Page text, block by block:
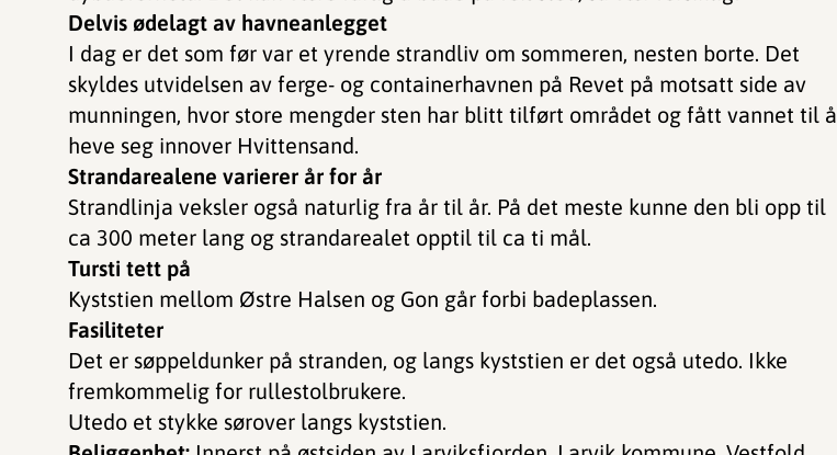
Delvis ødelagt av havneanlegget
I dag er det som før var et yrende strandliv om sommeren, nesten borte. Det
skyldes utvidelsen av ferge- og containerhavnen på Revet på motsatt side av
munningen, hvor store mengder sten har blitt tilført området og fått vannet til å
heve seg innover Hvittensand.
Strandarealene varierer år for år
Strandlinja veksler også naturlig fra år til år. På det meste kunne den bli opp til
ca 300 meter lang og strandarealet opptil til ca ti mål.
Tursti tett på
Kyststien mellom Østre Halsen og Gon går forbi badeplassen.
Fasiliteter
​​​​Det er søppeldunker på stranden, og langs kyststien er det også utedo. Ikke
fremkommelig for rullestolbrukere.
Utedo et stykke sørover langs kyststien.